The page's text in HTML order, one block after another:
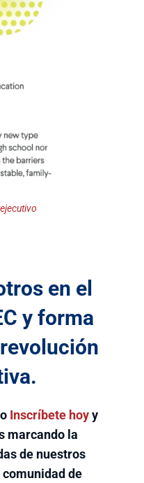
en el
y forma
o Inscríbete hoyy
marcando la
de nuestros
de